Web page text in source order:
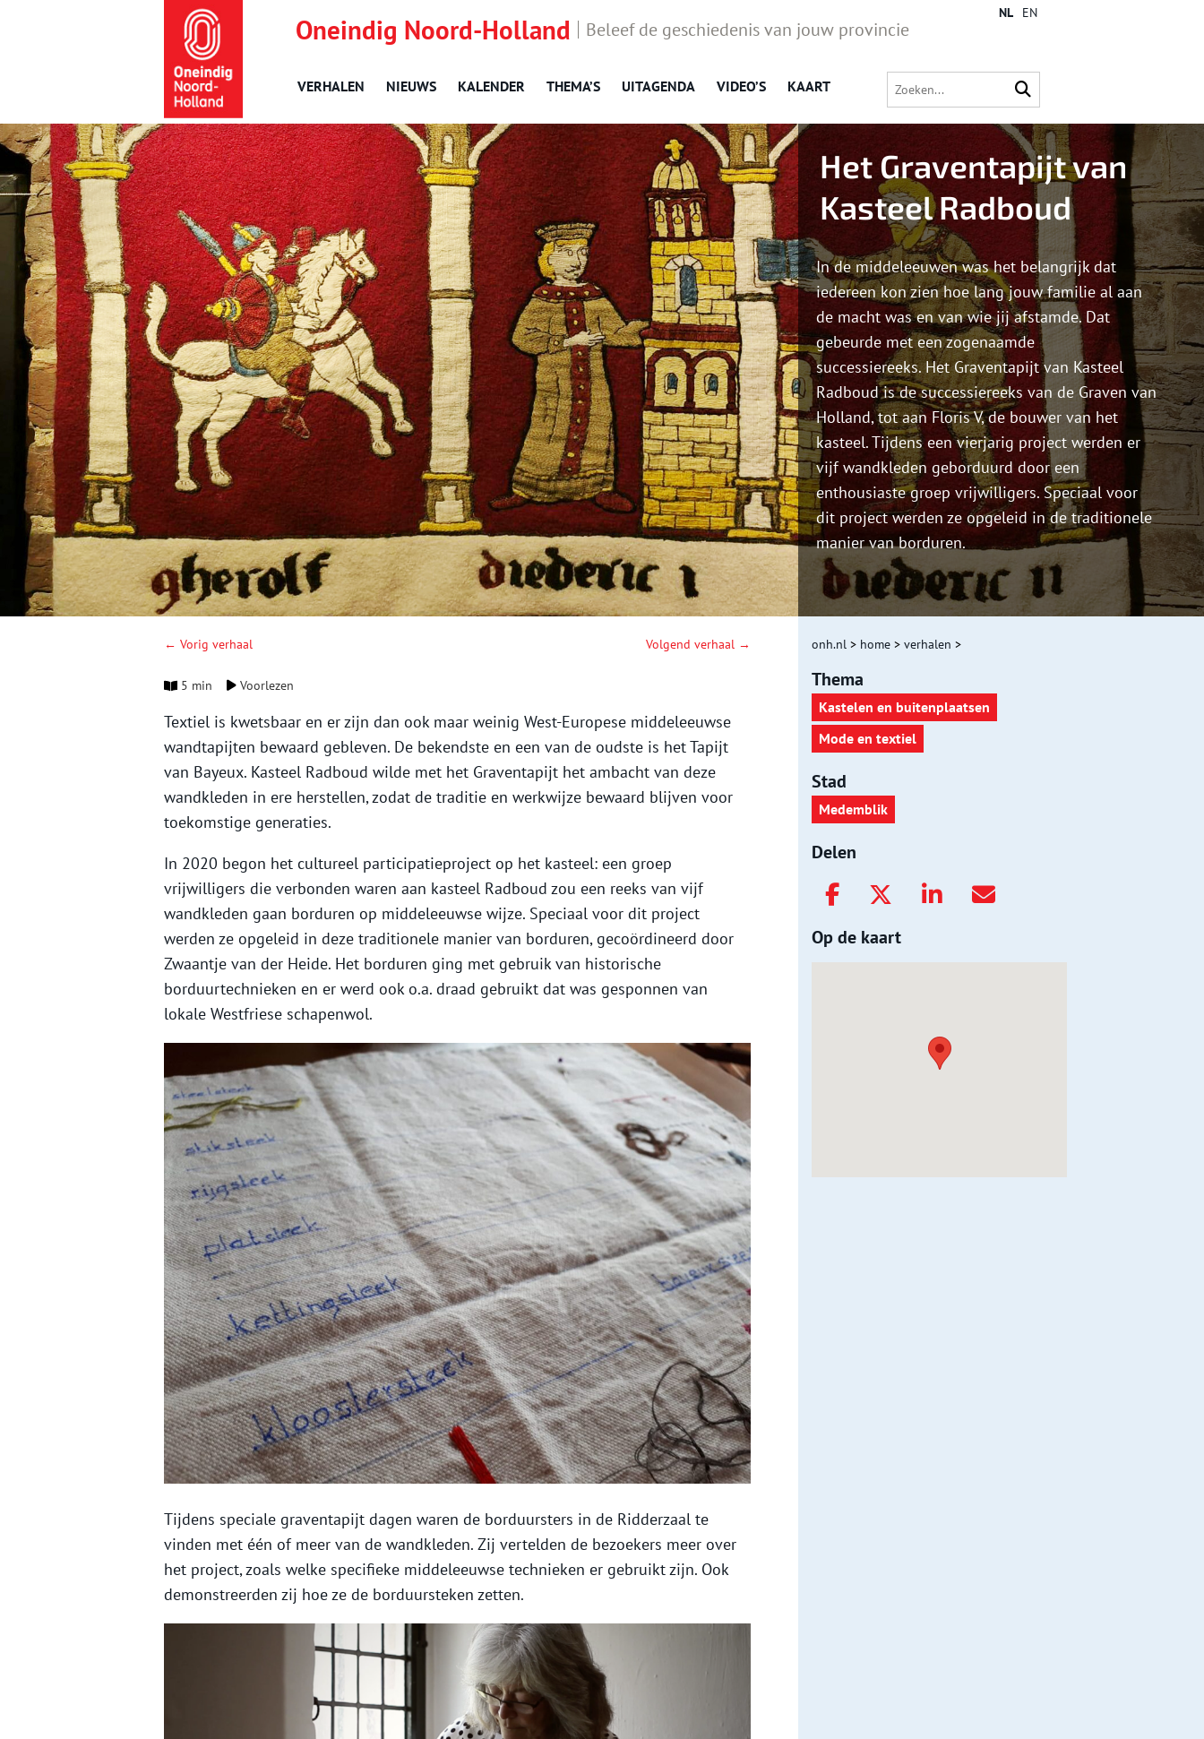
Oneindig Noord-Holland Beleef de geschiedenis van jouw provincie
VERHALEN NIEUWS KALENDER THEMA’S UITAGENDA VIDEO’S KAART
NL EN
Het Graventapijt van
Kasteel Radboud
In de middeleeuwen was het belangrijk dat
iedereen kon zien hoe lang jouw familie al aan
de macht was en van wie jij afstamde. Dat
gebeurde met een zogenaamde
successiereeks. Het Graventapijt van Kasteel
Radboud is de successiereeks van de Graven van
Holland, tot aan Floris V, de bouwer van het
kasteel. Tijdens een vierjarig project werden er
vijf wandkleden geborduurd door een
enthousiaste groep vrijwilligers. Speciaal voor
dit project werden ze opgeleid in de traditionele
manier van borduren.
← Vorig verhaal Volgend verhaal →
5 min Voorlezen
Textiel is kwetsbaar en er zijn dan ook maar weinig West-Europese middeleeuwse
wandtapijten bewaard gebleven. De bekendste en een van de oudste is het Tapijt
van Bayeux. Kasteel Radboud wilde met het Graventapijt het ambacht van deze
wandkleden in ere herstellen, zodat de traditie en werkwijze bewaard blijven voor
toekomstige generaties.
In 2020 begon het cultureel participatieproject op het kasteel: een groep
vrijwilligers die verbonden waren aan kasteel Radboud zou een reeks van vijf
wandkleden gaan borduren op middeleeuwse wijze. Speciaal voor dit project
werden ze opgeleid in deze traditionele manier van borduren, gecoördineerd door
Zwaantje van der Heide. Het borduren ging met gebruik van historische
borduurtechnieken en er werd ook o.a. draad gebruikt dat was gesponnen van
lokale Westfriese schapenwol.
Tijdens speciale graventapijt dagen waren de borduursters in de Ridderzaal te
vinden met één of meer van de wandkleden. Zij vertelden de bezoekers meer over
het project, zoals welke specifieke middeleeuwse technieken er gebruikt zijn. Ook
demonstreerden zij hoe ze de borduursteken zetten.
onh.nl > home > verhalen >
Thema
Kastelen en buitenplaatsen
Mode en textiel
Stad
Medemblik
Delen
Op de kaart